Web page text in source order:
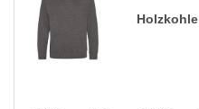
Holzkohle